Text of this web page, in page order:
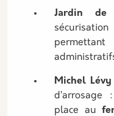
Jardin de
Michel Lévy
place au